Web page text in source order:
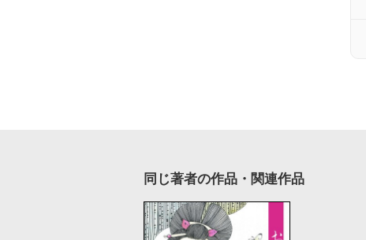
同じ著者の作品・関連作品